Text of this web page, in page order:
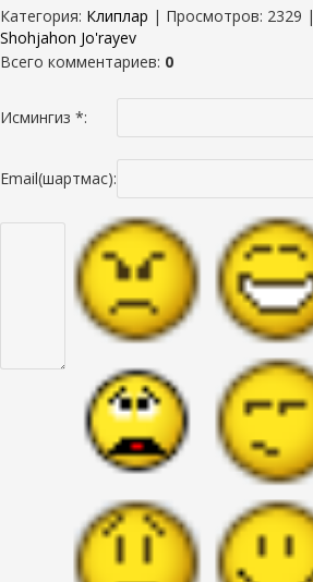
Категория: Клиплар | Просмотров: 2329 |
Shohjahon Jo'rayev
Всего комментариев: 0
Исмингиз *:
Email(шартмас):